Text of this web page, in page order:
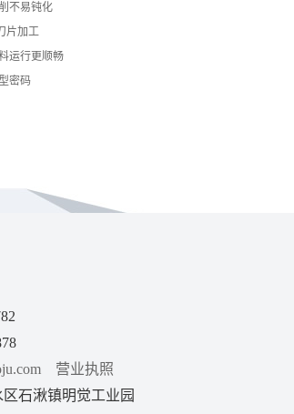
不易钝化
片加工
运行更顺畅
密码
营业执照
石湫镇明觉工业园